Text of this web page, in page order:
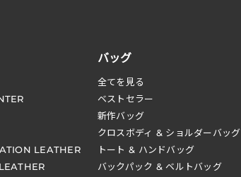
LEATHER
バッグ
全てを見る
ベストセラー
新作バッグ
クロスボディ & ショルダーバッグ
トート & ハンドバッグ
バックパック & ベルトバッグ